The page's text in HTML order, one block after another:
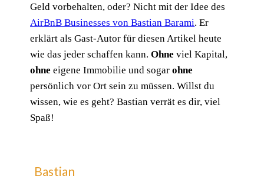
Geld vorbehalten, oder? Nicht mit der Idee des
AirBnB Businesses von Bastian Barami. Er
erklärt als Gast-Autor für diesen Artikel heute
wie das jeder schaffen kann.Ohneviel Kapital,
ohneeigene Immobilie und sogarohne
persönlich vor Ort sein zu müssen. Willst du
wissen, wie es geht? ​Bastian verrät es dir, viel
Spaß!
Bastian